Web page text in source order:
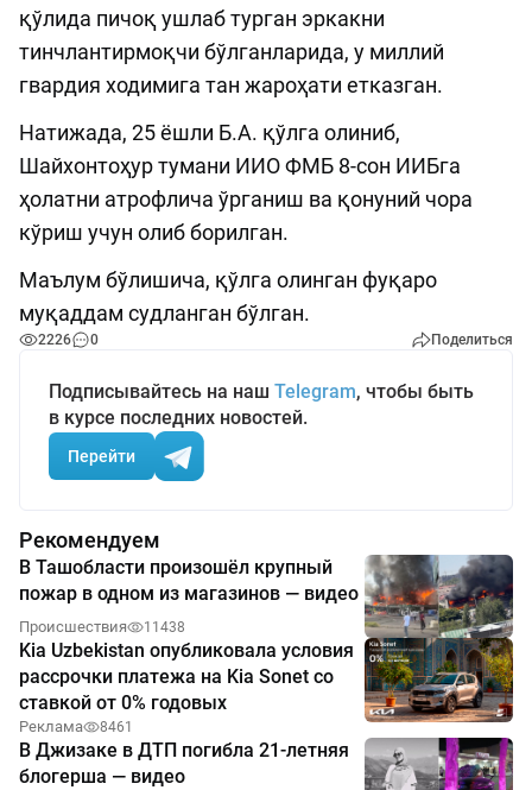
қўлида пичоқ ушлаб турган эркакни
тинчлантирмоқчи бўлганларида, у миллий
гвардия ходимига тан жароҳати етказган.
Натижада, 25 ёшли Б.А. қўлга олиниб,
Шайхонтоҳур тумани ИИО ФМБ 8-сон ИИБга
ҳолатни атрофлича ўрганиш ва қонуний чора
кўриш учун олиб борилган.
Маълум бўлишича, қўлга олинган фуқаро
муқаддам судланган бўлган.
2226 0 Поделиться
Подписывайтесь на наш Telegram, чтобы быть
в курсе последних новостей.
Перейти
Рекомендуем
В Ташобласти произошёл крупный
пожар в одном из магазинов — видео
Происшествия 11438
Kia Uzbekistan опубликовала условия
рассрочки платежа на Kia Sonet со
ставкой от 0% годовых
Реклама 8461
В Джизаке в ДТП погибла 21-летняя
блогерша — видео